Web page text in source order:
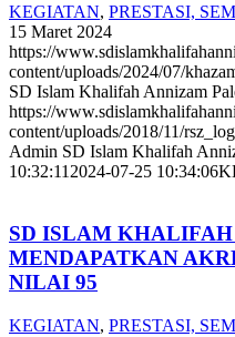
KEGIATAN, PRESTASI,
15 Maret 2024
https://
content/uploads/2024/07/
SD Islam Khalifah Annizam
https://
content/uploads/2018/11/
Admin SD Islam Khalifah
10:32:11 2024-07-25 10:34:06
SD ISLAM
MENDAPATKAN
NILAI 95
KEGIATAN, PRESTASI,